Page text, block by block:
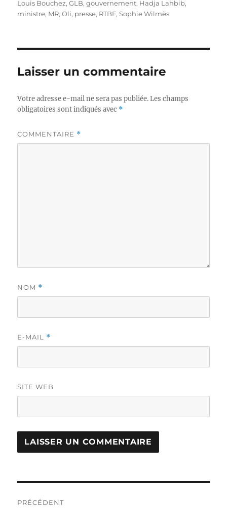
Louis Bouchez,GLB,gouvernement, Hadja Lahbib,
ministre, MR,Oli, presse, RTBF,Sophie Wilmès
Laisser un commentaire
Votre adresse e-mail ne sera pas publiée. Les champs
obligatoires sont indiqués avec *
COMMENTAIRE *
NOM *
E-MAIL *
SITE WEB
PRÉCÉDENT